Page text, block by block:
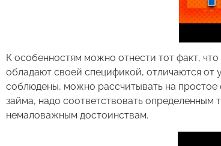
К особенностям можно отнести тот факт,
обладают своей спецификой, отличаются от
соблюдены, можно рассчитывать на
займа, надо соответствовать определенным
немаловажным достоинствам.